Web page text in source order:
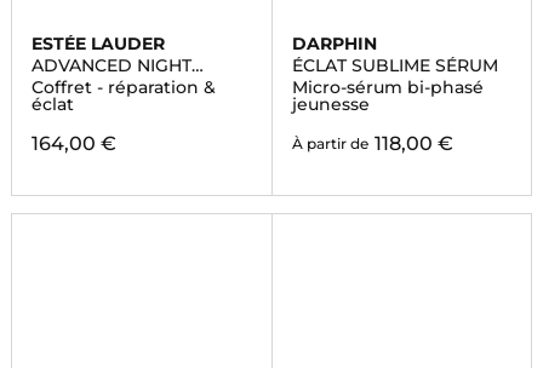
ESTÉE LAUDER
ADVANCED NIGHT
REPAIR
Coffret - réparation &
éclat
164,00 €
DARPHIN
ÉCLAT SUBLIME SÉRUM
Micro-sérum bi-phasé
jeunesse
À partir de 118,00 €